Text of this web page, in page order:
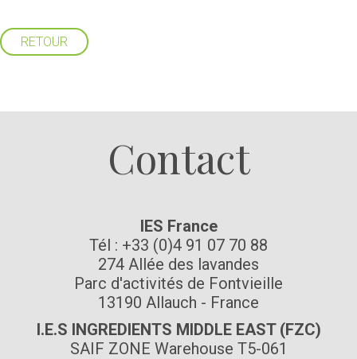
RETOUR
Contact
IES France
Tél : +33 (0)4 91 07 70 88
274 Allée des lavandes
Parc d'activités de Fontvieille
13190 Allauch - France
I.E.S INGREDIENTS MIDDLE EAST (FZC)
SAIF ZONE Warehouse T5-061